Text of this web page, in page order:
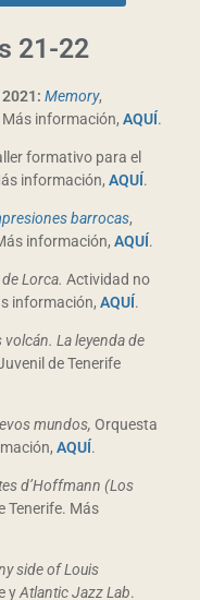
21-22
Memory,
Más información,AQUÍ.
formativo para el
información,AQUÍ.
barrocas,
información,AQUÍ.
Lorca.Actividad no
información,AQUÍ.
volcán. La leyenda de
de Tenerife
mundos,Orquesta
AQUÍ.
d’Hoffmann (Los
Tenerife. Más
side of Louis
yAtlantic Jazz Lab.